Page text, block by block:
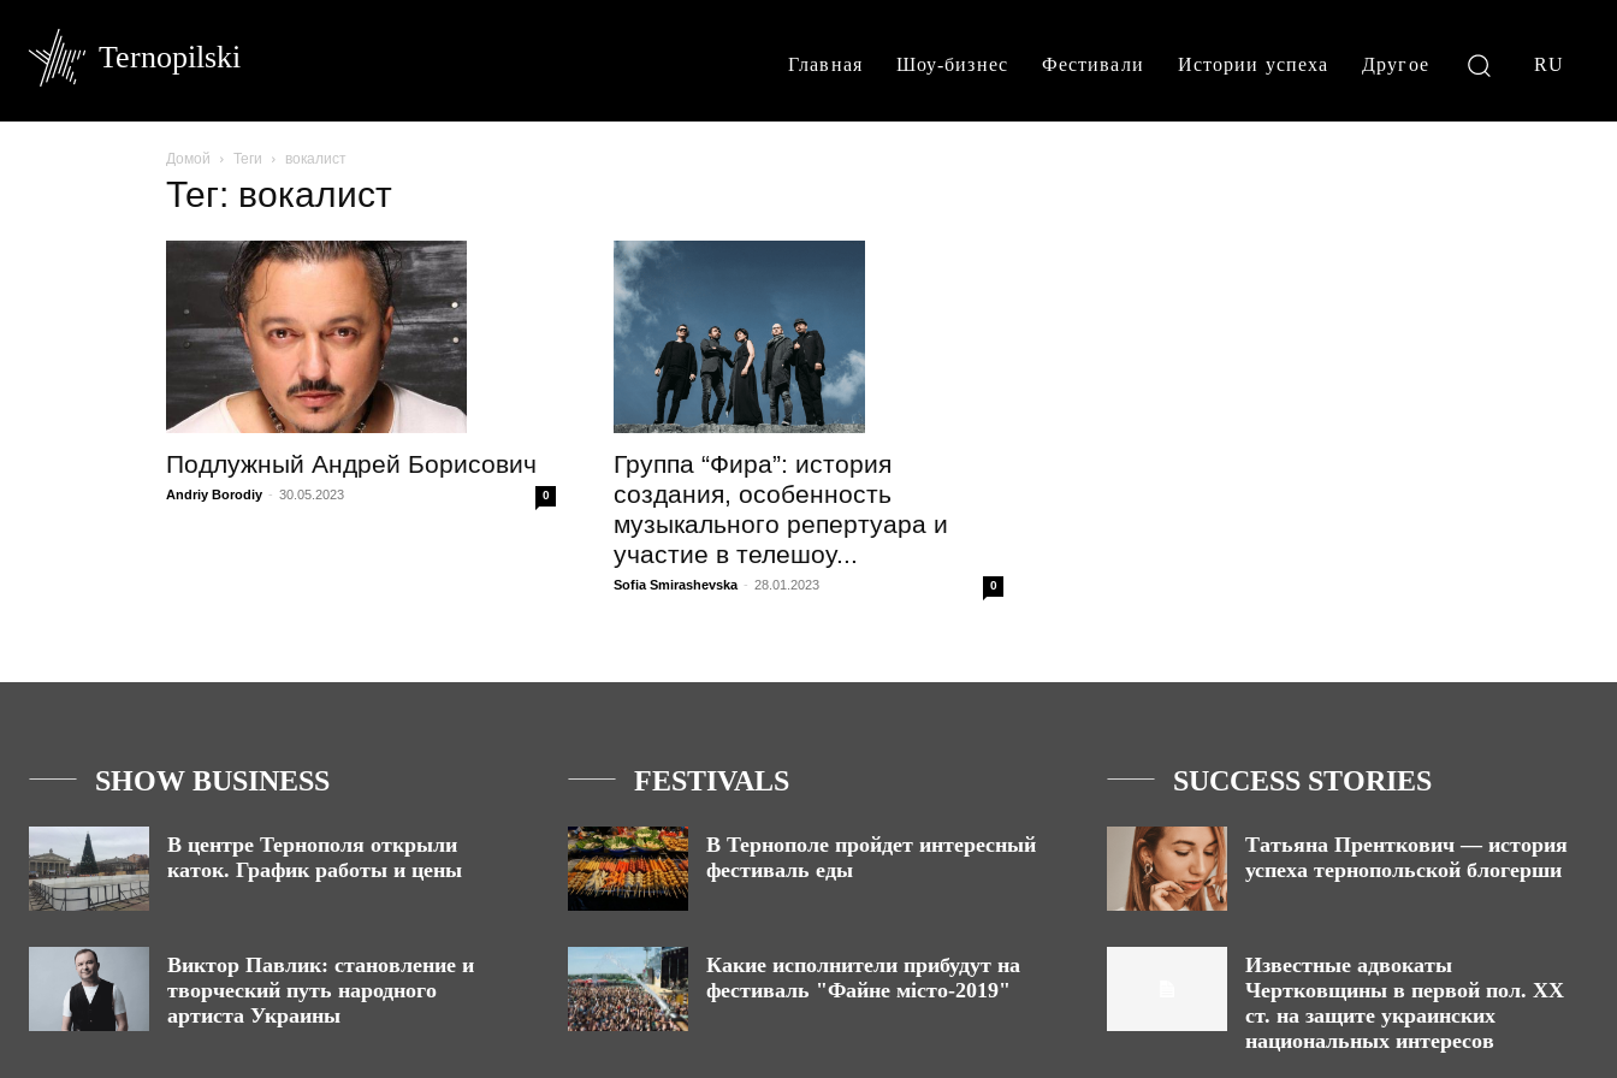
Ternopilski Главная Шоу-бизнес Фестивали Истории успеха Другое RU
Домой Теги вокалист
Тег: вокалист
Подлужный Андрей Борисович
Andriy Borodiy - 30.05.2023 0
Группа “Фира”: история
создания, особенность
музыкального репертуара и
участие в телешоу...
Sofia Smirashevska - 28.01.2023 0
SHOW BUSINESS
В центре Тернополя открыли
каток. График работы и цены
Виктор Павлик: становление и
творческий путь народного
артиста Украины
FESTIVALS
В Тернополе пройдет интересный
фестиваль еды
Какие исполнители прибудут на
фестиваль "Файне місто-2019"
SUCCESS STORIES
Татьяна Пренткович — история
успеха тернопольской блогерши
Известные адвокаты
Чертковщины в первой пол. ХХ
ст. на защите украинских
национальных интересов